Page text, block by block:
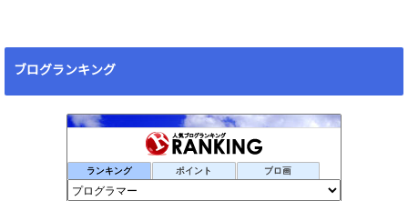
ブログランキング
ランキング ポイント ブロ画